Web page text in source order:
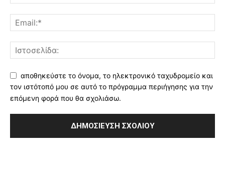
αποθηκεύστε το όνομα, το ηλεκτρονικό ταχυδρομείο και
τον ιστότοπό μου σε αυτό το πρόγραμμα περιήγησης για την
επόμενη φορά που θα σχολιάσω.